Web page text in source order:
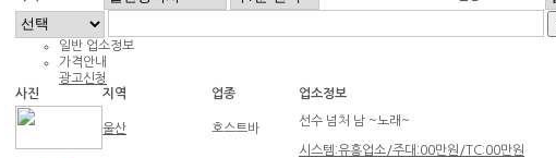
일반 업소정보
가격안내
광고신청
사진
지역 업종 업소정보
울산 호스트바
선수 넘처 남 ~노래~
시스템:유흥업소/주대:00만원/TC:00만원